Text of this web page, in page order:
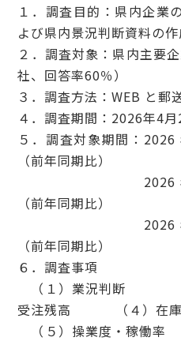
１．調査目的：県内企業
よび県内景況判断資料の
２．調査対象：県内主要
社、回答率60％）
３．調査方法：WEB と郵
４．調査期間：2026年4
５．調査対象期間：
（前年同期比）
2026 年4～6
（前年同期比）
2026 年7～
（前年同期比）
６．調査事項
（１）業況判断
受注残高 （４）在庫
（５）操業度・稼働率